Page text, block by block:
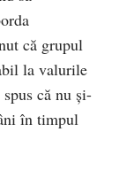
că grupul
la valurile
că nu și-
în timpul